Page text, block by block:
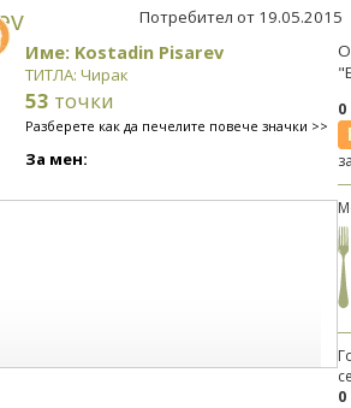
Потребител от 19.05.2015
Име: Kostadin Pisarev
ТИТЛА: Чирак
53 точки
Разберете как да печелите повече значки >>
За мен:
0